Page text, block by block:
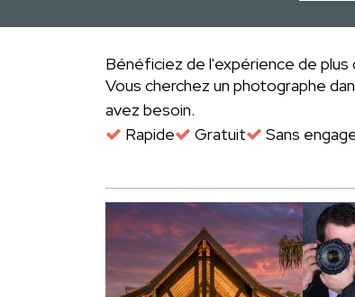
Bénéficiez de l'expérience de plus
Vous cherchez un photographe
avez besoin.
Rapide
Gratuit Sans